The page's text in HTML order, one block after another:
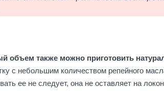
объем также можно приготовить
с небольшим количеством репейного
ее не следует, она не оставляет на